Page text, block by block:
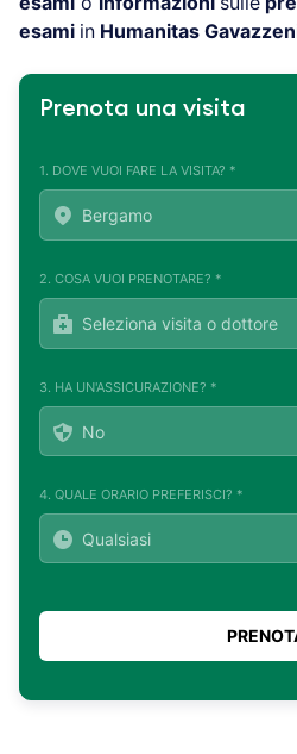
esami in Humanitas
Prenota una visita
1. DOVE VUOI FARE LA VISITA? *
2. COSA VUOI PRENOTARE? *
3. HA UN'ASSICURAZIONE? *
4. QUALE ORARIO PREFERISCI? *